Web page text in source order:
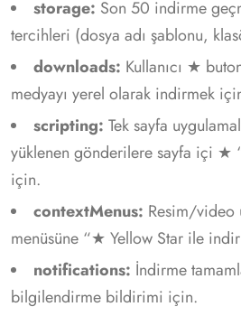
storage: Son 50 indirme
tercihleri (dosya adı şablonu,
downloads: Kullanıcı ★
medyayı yerel olarak indirmek
scripting: Tek sayfa
yüklenen gönderilere sayfa içi ★
için.
contextMenus: Resim/video
menüsüne “★ Yellow Star ile
notifications: İndirme
bilgilendirme bildirimi için.